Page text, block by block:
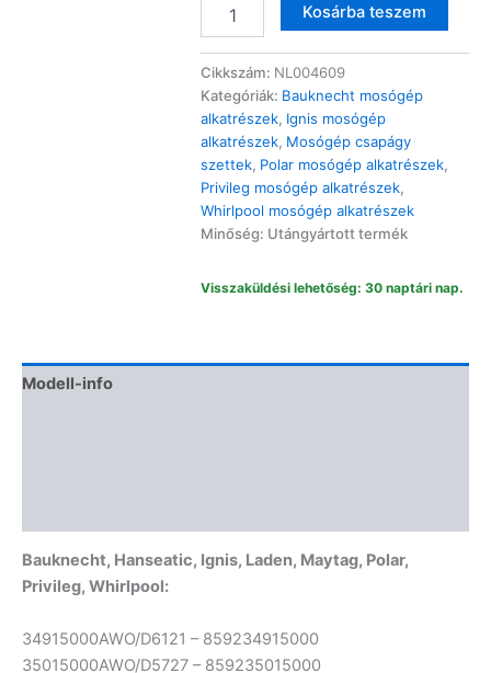
Privileg
mosógép
csapágy
szett
AWOD/PFL/PWF/WAK/WWD
mennyiség
Kosárba teszem
Cikkszám: NL004609
Kategóriák: Bauknecht mosógép
alkatrészek, Ignis mosógép
alkatrészek, Mosógép csapágy
szettek, Polar mosógép alkatrészek,
Privileg mosógép alkatrészek,
Whirlpool mosógép alkatrészek
Minőség: Utángyártott termék
Visszaküldési lehetőség: 30 naptári nap.
Modell-info
Bauknecht, Hanseatic, Ignis, Laden, Maytag, Polar,
Privileg, Whirlpool:
34915000AWO/D6121 – 859234915000
35015000AWO/D5727 – 859235015000